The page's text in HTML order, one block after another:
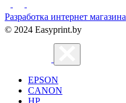
Разработка интернет магазина
© 2024 Easyprint.by
EPSON
CANON